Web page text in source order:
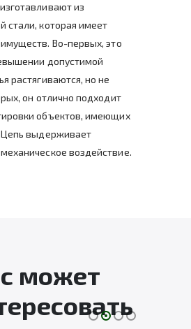
из
стали, которая имеет
Во-первых, это
допустимой
растягиваются, но не
он отлично подходит
объектов, имеющих
Цепь выдерживает
воздействие.
может